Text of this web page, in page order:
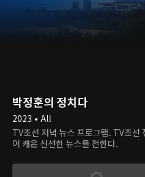
박정훈의 정치다
2023 • All
TV조선 저녁 뉴스 프로그램. TV조선
어 캐온 신선한 뉴스를 전한다.